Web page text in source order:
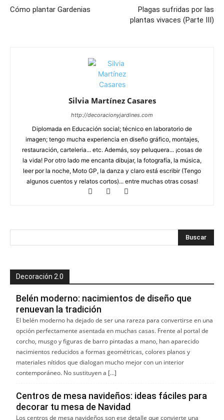
Cómo plantar Gardenias
Plagas sufridas por las
plantas vivaces (Parte III)
Silvia Martínez Casares
http://decoracionyjardines.com
Diplomada en Educación social; técnico en laboratorio de
imagen; tengo mucha experiencia en diseño gráfico, montajes,
restauración, carteleria... etc. Además, soy peluquera... ¡cosas de
la vida! Por otro lado me encanta dibujar, la fotografía, la música,
leer por la noche, Moto GP, la danza y claro está escribir (Tengo
algunos cuentos y relatos cortos)... entre muchas otras cosas!
Decoración 2.0
Belén moderno: nacimientos de diseño que
renuevan la tradición
El belén moderno ha dejado de ser una rareza para convertirse en una
opción perfectamente asentada en muchas casas. Frente al portal de
corcho, musgo y figuras de barro pintadas a mano, han aparecido
nacimientos reducidos a formas geométricas, colores planos y
materiales nítidos que dialogan mucho mejor con un interior
contemporáneo. No sustituyen a […]
Centros de mesa navideños: ideas fáciles para
decorar tu mesa de Navidad
Los centros de mesa navideños son ese detalle que convierte una